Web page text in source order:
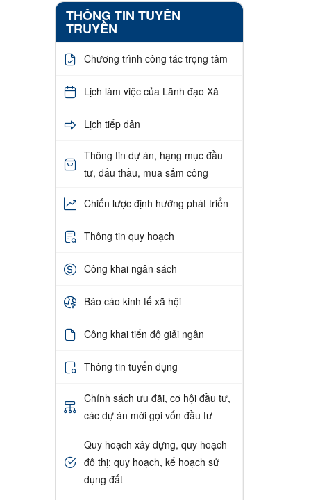
THÔNG TIN TUYÊN
TRUYỀN
Chương trình công tác trọng tâm
Lịch làm việc của Lãnh đạo Xã
Lịch tiếp dân
Thông tin dự án, hạng mục đầu
tư, đấu thầu, mua sắm công
Chiến lược định hướng phát triển
Thông tin quy hoạch
Công khai ngân sách
Báo cáo kinh tế xã hội
Công khai tiến độ giải ngân
Thông tin tuyển dụng
Chính sách ưu đãi, cơ hội đầu tư,
các dự án mời gọi vốn đầu tư
Quy hoạch xây dựng, quy hoạch
đô thị; quy hoạch, kế hoạch sử
dụng đất